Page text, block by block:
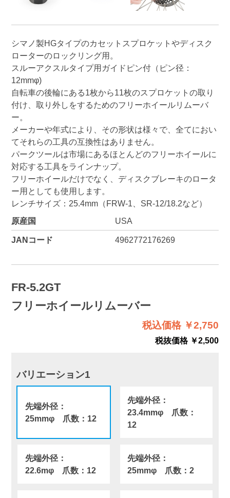
シマノ製HGタイプのカセットスプロケットやディスク
ローターのロックリング用。
スルーアクスルタイプ用ガイドピン付（ピン径：
12mmφ)
自転車の後輪にある1枚から11枚のスプロケットの取り
付け、取り外しをするためのフリーホイールリムーバ
ー。
メーカーや年式により、その形状は様々で、全てにおい
てそれらの工具の互換性はありません。
パークツールは市場にあるほとんどのフリーホイールに
対応する工具をラインナップ。
フリーホイールだけでなく、ディスクブレーキのロータ
ー用としても使用します。
レンチサイズ：25.4mm（FRW-1、SR-12/18.2など）
原産国
USA
JANコード 4962772176269
FR-5.2GT
フリーホイールリムーバー
税込価格 ￥2,750
税抜価格 ￥2,500
バリエーション1
先端外径：
25mmφ 爪数：12
先端外径：
23.4mmφ 爪数：
12
先端外径：
22.6mφ 爪数：12
先端外径：
25mmφ 爪数：2